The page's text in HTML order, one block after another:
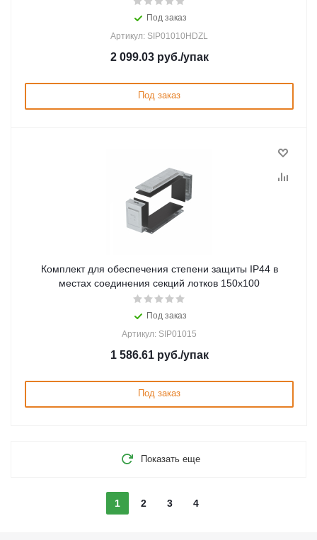
Под заказ
Артикул: SIP01010HDZL
2 099.03руб./упак
Под заказ
Комплект для обеспечения степени защиты IP44 в
местах соединения секций лотков 150х100
Под заказ
Артикул: SIP01015
1 586.61руб./упак
Под заказ
Показать еще
1 2 3 4